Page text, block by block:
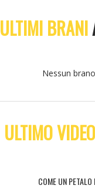
ULTIMI BRANI
Nessun
ULTIMO
COME UN